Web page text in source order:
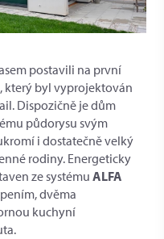
postavili na první
byl vyprojektován
Dispozičně je dům
půdorysu svým
i dostatečně velký
rodiny. Energeticky
ze systému ALFA
dvěma
kuchyní